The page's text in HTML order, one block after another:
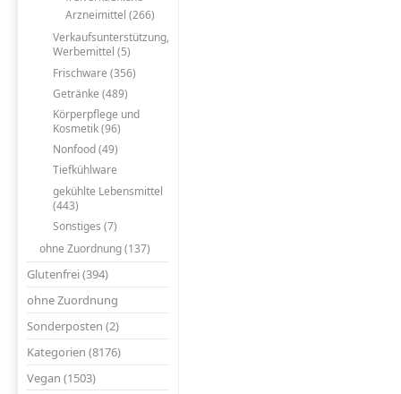
Arzneimittel (266)
Verkaufsunterstützung,
Werbemittel (5)
Frischware (356)
Getränke (489)
Körperpflege und
Kosmetik (96)
Nonfood (49)
Tiefkühlware
gekühlte Lebensmittel
(443)
Sonstiges (7)
ohne Zuordnung (137)
Glutenfrei (394)
ohne Zuordnung
Sonderposten (2)
Kategorien (8176)
Vegan (1503)